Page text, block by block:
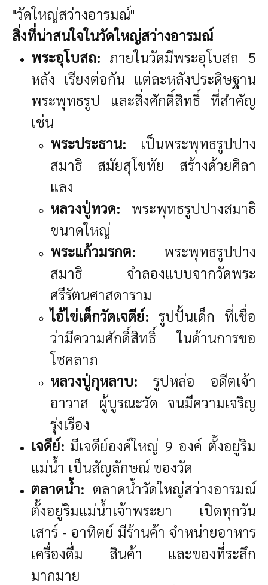
"วัดใหญ่สว่างอารมณ์"
สิ่งที่น่าสนใจในวัดใหญ่สว่างอารมณ์
พระอุโบสถ: ภายในวัดมีพระอุโบสถ 5
หลัง เรียงต่อกัน แต่ละหลังประดิษฐาน
พระพุทธรูป และสิ่งศักดิ์สิทธิ์ ที่สำคัญ
เช่น
พระประธาน: เป็นพระพุทธรูปปาง
สมาธิ สมัยสุโขทัย สร้างด้วยศิลา
แลง
หลวงปู่ทวด: พระพุทธรูปปางสมาธิ
ขนาดใหญ่
พระแก้วมรกต: พระพุทธรูปปาง
สมาธิ จำลองแบบจากวัดพระ
ศรีรัตนศาสดาราม
ไอ้ไข่เด็กวัดเจดีย์: รูปปั้นเด็ก ที่เชื่อ
ว่ามีความศักดิ์สิทธิ์ ในด้านการขอ
โชคลาภ
หลวงปู่กุหลาบ: รูปหล่อ อดีตเจ้า
อาวาส ผู้บูรณะวัด จนมีความเจริญ
รุ่งเรือง
เจดีย์: มีเจดีย์องค์ใหญ่ 9 องค์ ตั้งอยู่ริม
แม่น้ำ เป็นสัญลักษณ์ ของวัด
ตลาดน้ำ: ตลาดน้ำวัดใหญ่สว่างอารมณ์
ตั้งอยู่ริมแม่น้ำเจ้าพระยา เปิดทุกวัน
เสาร์ - อาทิตย์ มีร้านค้า จำหน่ายอาหาร
เครื่องดื่ม สินค้า และของที่ระลึก
มากมาย